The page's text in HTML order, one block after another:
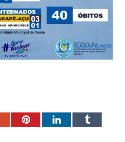
PinterestLinkedInTumblr